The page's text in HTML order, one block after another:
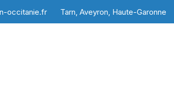
occitanie.fr Tarn, Aveyron, Haute-Garonne